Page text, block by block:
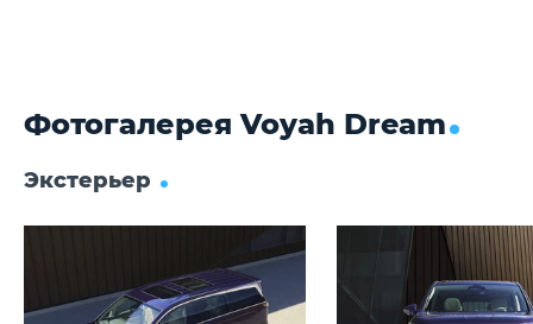
1985 мм
Высота
Колёсная база
3200 мм
Фотогалерея Voyah Dream
Экстерьер